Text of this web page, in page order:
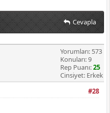
Cevapla
Yorumları: 573
Konuları: 9
Rep Puanı:25
Cinsiyet: Erkek
#28